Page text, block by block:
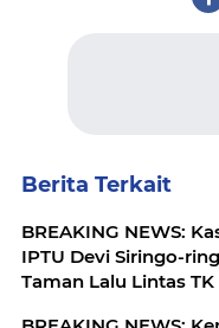
Berita Terkait
BREAKING NEWS:
IPTU Devi Siringo-
Taman Lalu Lintas